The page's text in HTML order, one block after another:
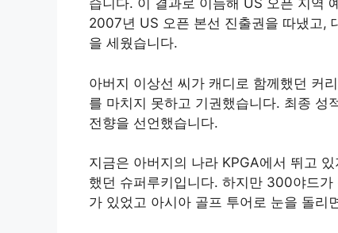
습니다. 이 결과로 이듬해 US 오픈 지역
2007년 US 오픈 본선 진출권을 따냈고,
을 세웠습니다.
아버지 이상선 씨가 캐디로 함께했던 커
를 마치지 못하고 기권했습니다. 최종 성
전향을 선언했습니다.
지금은 아버지의 나라 KPGA에서 뛰고
했던 슈퍼루키입니다. 하지만 300야드
가 있었고 아시아 골프 투어로 눈을 돌리